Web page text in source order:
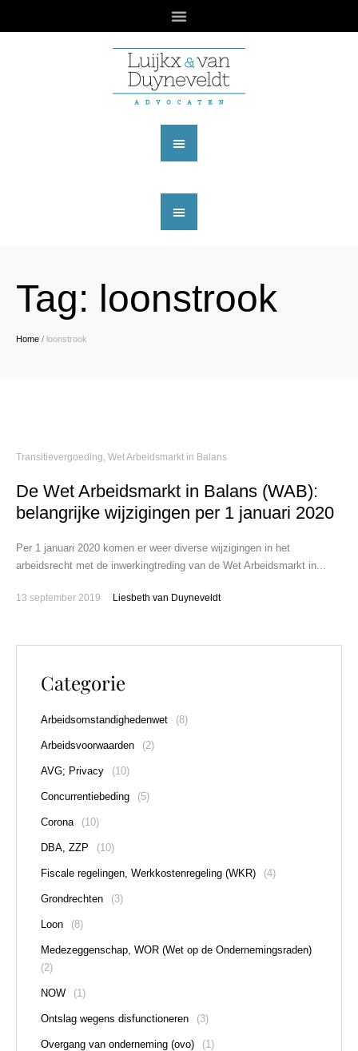
Tag: loonstrook
Home / loonstrook
Transitievergoeding, Wet Arbeidsmarkt in Balans
De Wet Arbeidsmarkt in Balans (WAB):
belangrijke wijzigingen per 1 januari 2020
Per 1 januari 2020 komen er weer diverse wijzigingen in het
arbeidsrecht met de inwerkingtreding van de Wet Arbeidsmarkt in...
13 september 2019 Liesbeth van Duyneveldt
Categorie
Arbeidsomstandighedenwet (8)
Arbeidsvoorwaarden (2)
AVG; Privacy (10)
Concurrentiebeding (5)
Corona (10)
DBA, ZZP (10)
Fiscale regelingen, Werkkostenregeling (WKR) (4)
Grondrechten (3)
Loon (8)
Medezeggenschap, WOR (Wet op de Ondernemingsraden)
(2)
NOW (1)
Ontslag wegens disfunctioneren (3)
Overgang van onderneming (ovo) (1)